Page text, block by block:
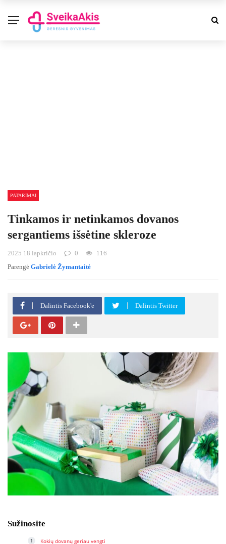
PATARIMAI
Tinkamos ir netinkamos dovanos
sergantiems išsėtine skleroze
2025 18 lapkričio 0
116
Parengė Gabrielė Žymantaitė
Dalintis Facebook'e Dalintis Twitter
Sužinosite
Kokių dovanų geriau vengti